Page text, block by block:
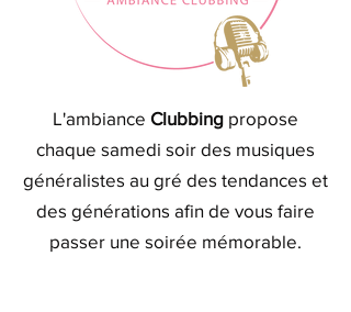
L'ambiance Clubbing propose
chaque samedi soir des musiques
généralistes au gré des tendances et
des générations afin de vous faire
passer une soirée mémorable.